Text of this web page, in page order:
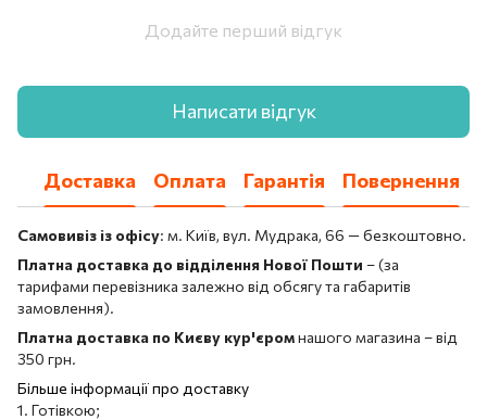
Додайте перший відгук
Написати відгук
Доставка Оплата Гарантія Повернення
Самовивіз із офісу: м. Київ, вул. Мудрака, 66 — безкоштовно.
Платна доставка до відділення Нової Пошти – (за
тарифами перевізника залежно від обсягу та габаритів
замовлення).
Платна доставка по Києву кур'єромнашого магазина – від
350 грн.
Більше інформації про доставку
1. Готівкою;